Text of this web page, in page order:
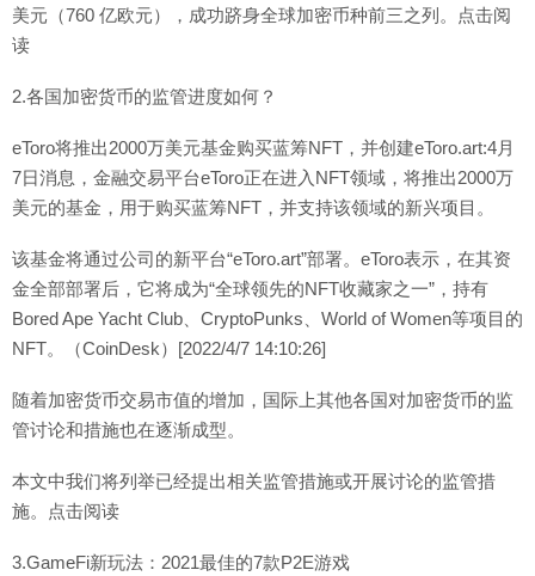
美元（760 亿欧元），成功跻身全球加密币种前三之列。点击阅
读
2.各国加密货币的监管进度如何？
eToro将推出2000万美元基金购买蓝筹NFT，并创建eToro.art:4月
7日消息，金融交易平台eToro正在进入NFT领域，将推出2000万
美元的基金，用于购买蓝筹NFT，并支持该领域的新兴项目。
该基金将通过公司的新平台“eToro.art”部署。eToro表示，在其资
金全部部署后，它将成为“全球领先的NFT收藏家之一”，持有
Bored Ape Yacht Club、CryptoPunks、World of Women等项目的
NFT。（CoinDesk）[2022/4/7 14:10:26]
随着加密货币交易市值的增加，国际上其他各国对加密货币的监
管讨论和措施也在逐渐成型。
本文中我们将列举已经提出相关监管措施或开展讨论的监管措
施。点击阅读
3.GameFi新玩法：2021最佳的7款P2E游戏